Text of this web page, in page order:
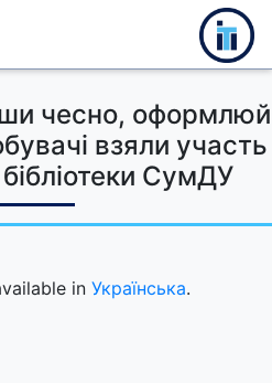
чесно, оформлюй
взяли участь
бібліотеки СумДУ
in Українська.